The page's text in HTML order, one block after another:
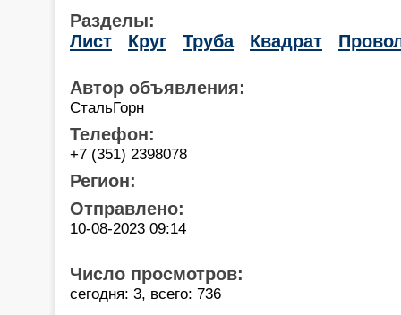
Разделы:
Лист
Круг Труба Квадрат
Автор объявления:
СтальГорн
Телефон:
+7 (351) 2398078
Регион:
Отправлено:
10-08-2023 09:14
Число просмотров:
сегодня: 3, всего: 736